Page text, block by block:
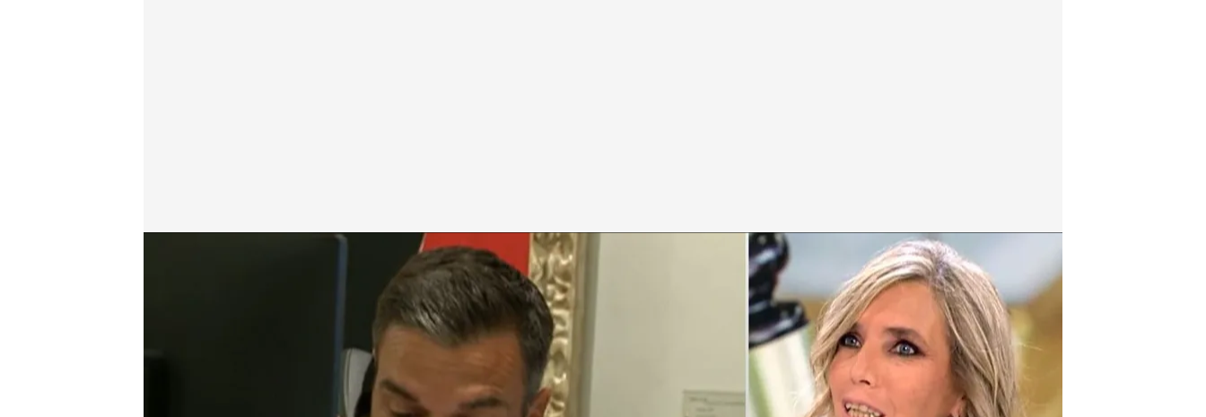
El juez rechaza la petición de Pedro Sánchez de declarar por escrito
Europa Press
El magistrado Carlos del Valle ha rechazado la petición del jefe del
Ejecutivo de declarar por escrito
Begoña Gómez ha presentado hoy un recurso ante la Audiencia